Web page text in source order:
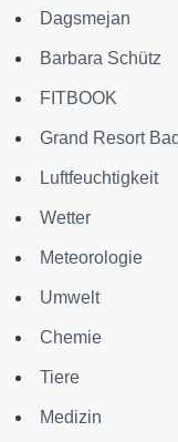
Dagsmejan
Barbara Schütz
FITBOOK
Grand Resort
Luftfeuchtigkeit
Wetter
Meteorologie
Umwelt
Chemie
Tiere
Medizin